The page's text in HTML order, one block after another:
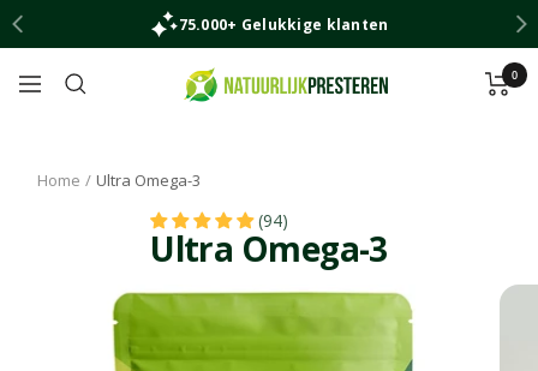
Ga
naar
inhoud
75.000+ Gelukkige klanten
Navigatie
Natuurlijk
0
Home Ultra Omega-3
(94)
Ultra Omega-3